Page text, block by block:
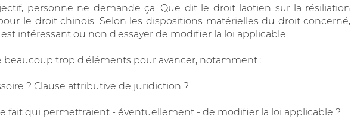
personne ne demande ça. Que dit le droit laotien sur la résiliation
le droit chinois. Selon les dispositions matérielles du droit concerné,
intéressant ou non d'essayer de modifier la loi applicable.
beaucoup trop d'éléments pour avancer, notamment :
? Clause attributive de juridiction ?
fait qui permettraient - éventuellement - de modifier la loi applicable ?